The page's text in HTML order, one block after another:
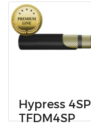
Hypress 4SP
TFDM4SP